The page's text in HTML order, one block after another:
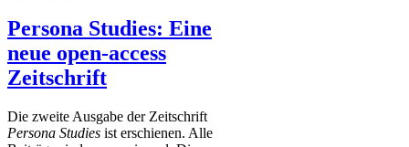
Persona Studies: Eine
neue open-access
Zeitschrift
Die zweite Ausgabe der Zeitschrift
Persona Studies ist erschienen. Alle